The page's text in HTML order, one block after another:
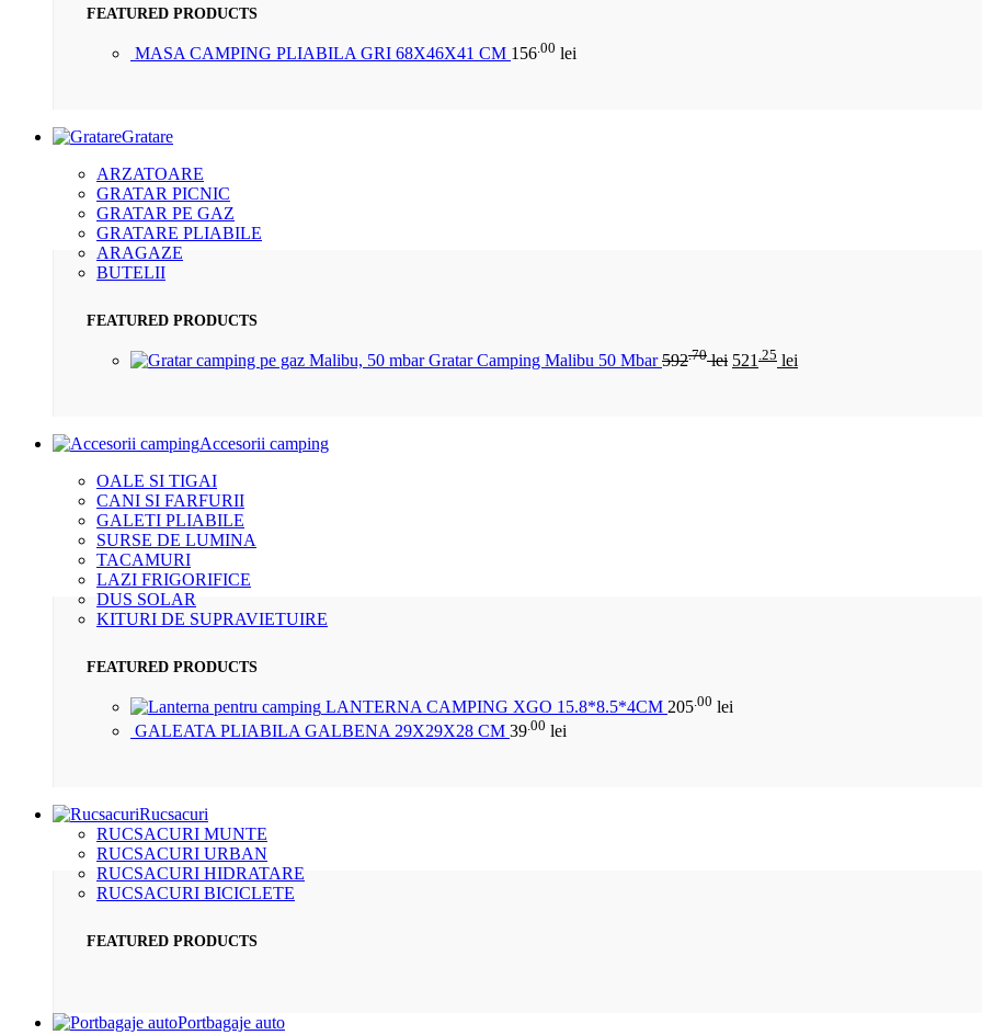
FEATURED PRODUCTS
MASA CAMPING PLIABILA GRI 68X46X41 CM 156.00 lei
Gratare
ARZATOARE
GRATAR PICNIC
GRATAR PE GAZ
GRATARE PLIABILE
ARAGAZE
BUTELII
FEATURED PRODUCTS
Gratar Camping Malibu 50 Mbar592.70 lei 521 .25 lei
Accesorii camping
OALE SI TIGAI
CANI SI FARFURII
GALETI PLIABILE
SURSE DE LUMINA
TACAMURI
LAZI FRIGORIFICE
DUS SOLAR
KITURI DE SUPRAVIETUIRE
FEATURED PRODUCTS
LANTERNA CAMPING XGO 15.8*8.5*4CM 205 .00 lei
GALEATA PLIABILA GALBENA 29X29X28 CM 39 .00 lei
Rucsacuri
RUCSACURI MUNTE
RUCSACURI URBAN
RUCSACURI HIDRATARE
RUCSACURI BICICLETE
FEATURED PRODUCTS
Portbagaje auto